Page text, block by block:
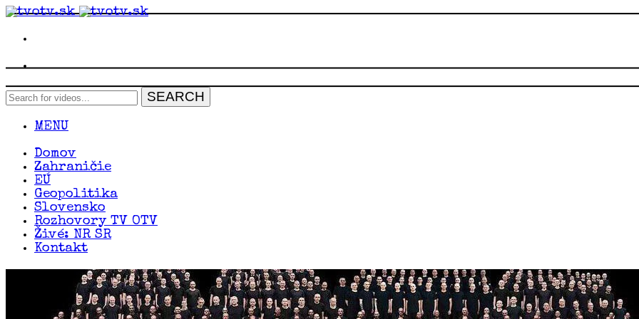
MENU
Domov
Zahraničie
EÚ
Geopolitika
Slovensko
Rozhovory TV OTV
Živé: NR SR
Kontakt